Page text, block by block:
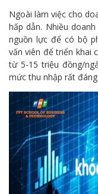
Ngoài làm việc cho
hấp dẫn. Nhiều
nguồn lực để có bộ
vấn viên để triển khai
từ 5-15 triệu đồng/
mức thu nhập rất